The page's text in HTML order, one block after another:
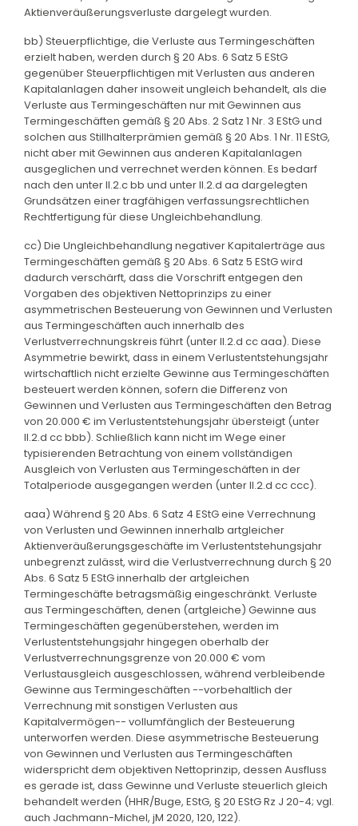
Aktienveräußerungsverluste dargelegt wurden.
bb) Steuerpflichtige, die Verluste aus Termingeschäften
erzielt haben, werden durch § 20 Abs. 6 Satz 5 EStG
gegenüber Steuerpflichtigen mit Verlusten aus anderen
Kapitalanlagen daher insoweit ungleich behandelt, als die
Verluste aus Termingeschäften nur mit Gewinnen aus
Termingeschäften gemäß § 20 Abs. 2 Satz 1 Nr. 3 EStG und
solchen aus Stillhalterprämien gemäß § 20 Abs. 1 Nr. 11 EStG,
nicht aber mit Gewinnen aus anderen Kapitalanlagen
ausgeglichen und verrechnet werden können. Es bedarf
nach den unter II.2.c bb und unter II.2.d aa dargelegten
Grundsätzen einer tragfähigen verfassungsrechtlichen
Rechtfertigung für diese Ungleichbehandlung.
cc) Die Ungleichbehandlung negativer Kapitalerträge aus
Termingeschäften gemäß § 20 Abs. 6 Satz 5 EStG wird
dadurch verschärft, dass die Vorschrift entgegen den
Vorgaben des objektiven Nettoprinzips zu einer
asymmetrischen Besteuerung von Gewinnen und Verlusten
aus Termingeschäften auch innerhalb des
Verlustverrechnungskreis führt (unter II.2.d cc aaa). Diese
Asymmetrie bewirkt, dass in einem Verlustentstehungsjahr
wirtschaftlich nicht erzielte Gewinne aus Termingeschäften
besteuert werden können, sofern die Differenz von
Gewinnen und Verlusten aus Termingeschäften den Betrag
von 20.000 € im Verlustentstehungsjahr übersteigt (unter
II.2.d cc bbb). Schließlich kann nicht im Wege einer
typisierenden Betrachtung von einem vollständigen
Ausgleich von Verlusten aus Termingeschäften in der
Totalperiode ausgegangen werden (unter II.2.d cc ccc).
aaa) Während § 20 Abs. 6 Satz 4 EStG eine Verrechnung
von Verlusten und Gewinnen innerhalb artgleicher
Aktienveräußerungsgeschäfte im Verlustentstehungsjahr
unbegrenzt zulässt, wird die Verlustverrechnung durch § 20
Abs. 6 Satz 5 EStG innerhalb der artgleichen
Termingeschäfte betragsmäßig eingeschränkt. Verluste
aus Termingeschäften, denen (artgleiche) Gewinne aus
Termingeschäften gegenüberstehen, werden im
Verlustentstehungsjahr hingegen oberhalb der
Verlustverrechnungsgrenze von 20.000 € vom
Verlustausgleich ausgeschlossen, während verbleibende
Gewinne aus Termingeschäften --vorbehaltlich der
Verrechnung mit sonstigen Verlusten aus
Kapitalvermögen-- vollumfänglich der Besteuerung
unterworfen werden. Diese asymmetrische Besteuerung
von Gewinnen und Verlusten aus Termingeschäften
widerspricht dem objektiven Nettoprinzip, dessen Ausfluss
es gerade ist, dass Gewinne und Verluste steuerlich gleich
behandelt werden (HHR/Buge, EStG, § 20 EStG Rz J 20-4; vgl.
auch Jachmann-Michel, jM 2020, 120, 122).